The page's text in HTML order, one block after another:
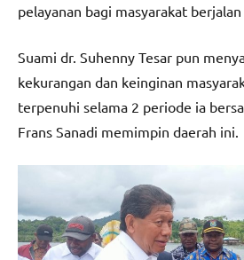
pelayanan bagi masyarakat
Suami dr. Suhenny Tesar pun
kekurangan dan keinginan
terpenuhi selama 2 periode ia
Frans Sanadi memimpin daerah ini.